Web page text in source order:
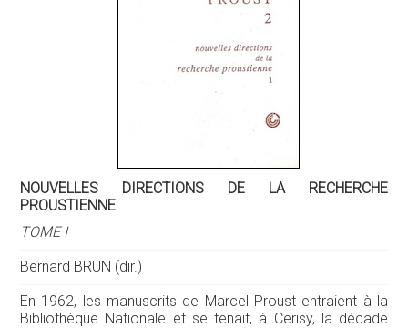
NOUVELLES DIRECTIONS DE LA RECHERCHE
PROUSTIENNE
TOME I
Bernard BRUN (dir.)
En 1962, les manuscrits de Marcel Proust entraient à la
Bibliothèque Nationale et se tenait, à Cerisy, la décade